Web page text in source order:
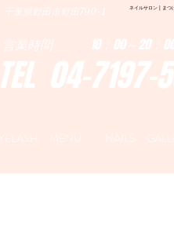
ネイルサロン | ま
千葉県野田市野田790-1
TEL 04-7197-
営業時間 10：00～20：